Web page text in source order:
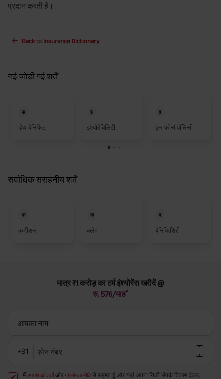
प्रदान करती है।
Back to Insurance Dictionary
नई जोड़ी गई शर्तें
ड
डेथ बेनिफिट
इ
इंश्योरेबिलिटी
इ
इन-फोर्स पॉलिसी
सर्वाधिक सराहनीय शर्तें
क
कमीशन
क
क्लेम
ब
बैनिफिशिरी
मात्र ₹1 करोड़ का टर्म इंश्योरेंस खरीदें @
रु. 576/माह*
आपका नाम
+91 फोन नंबर
मैं उपयोग की शर्तोंऔर गोपनीयता नीति से सहमत हूं और यहां अपना निजी संपर्क विवरण देकर,